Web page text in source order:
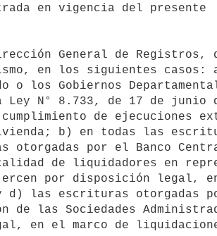
en vigencia del presente
en los siguientes casos:
o los Gobiernos
Ley N° 8.733, de 17 de
de ejecuciones
b) en todas las
por el Banco
de liquidadores en
por disposición legal,
d) las escrituras otorgadas
las Sociedades
en el marco de